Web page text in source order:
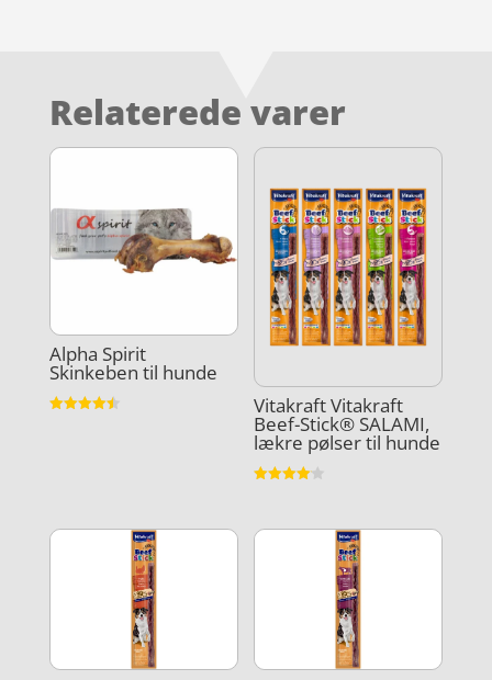
Relaterede varer
Alpha Spirit
Skinkeben til hunde
Vitakraft Vitakraft
Beef-Stick® SALAMI,
lækre pølser til hunde